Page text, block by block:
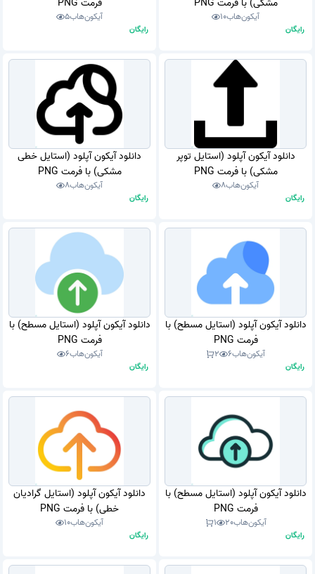
مشکی) با فرمت PNG
آیکون‌هاب10
رایگان
فرمت PNG
آیکون‌هاب5
رایگان
دانلود آیکون آپلود (استایل توپر
مشکی) با فرمت PNG
آیکون‌هاب8
رایگان
دانلود آیکون آپلود (استایل خطی
مشکی) با فرمت PNG
آیکون‌هاب8
رایگان
دانلود آیکون آپلود (استایل مسطح) با
فرمت PNG
آیکون‌هاب6
2
رایگان
دانلود آیکون آپلود (استایل مسطح) با
فرمت PNG
آیکون‌هاب6
رایگان
دانلود آیکون آپلود (استایل مسطح) با
فرمت PNG
آیکون‌هاب20
1
رایگان
دانلود آیکون آپلود (استایل گرادیان
خطی) با فرمت PNG
آیکون‌هاب10
رایگان